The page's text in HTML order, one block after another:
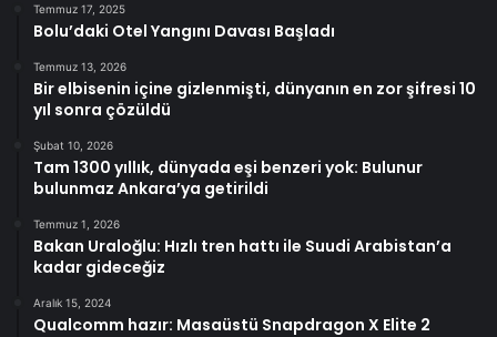
Temmuz 17, 2025
Bolu’daki Otel Yangını Davası Başladı
Temmuz 13, 2026
Bir elbisenin içine gizlenmişti, dünyanın en zor şifresi 10
yıl sonra çözüldü
Şubat 10, 2026
Tam 1300 yıllık, dünyada eşi benzeri yok: Bulunur
bulunmaz Ankara’ya getirildi
Temmuz 1, 2026
Bakan Uraloğlu: Hızlı tren hattı ile Suudi Arabistan’a
kadar gideceğiz
Aralık 15, 2024
Qualcomm hazır: Masaüstü Snapdragon X Elite 2